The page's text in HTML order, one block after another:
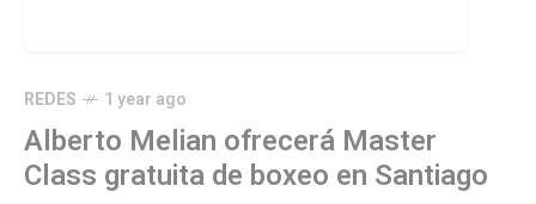
REDES 1 year ago
Alberto Melian ofrecerá Master
Class gratuita de boxeo en Santiago